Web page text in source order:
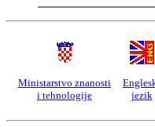
Ministarstvo znanosti
i tehnologije
jezik